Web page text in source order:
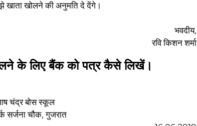
खोलने की अनुमति दे देंगे।
भवदीय,
रवि किशन शर्मा
के लिए बैंक को पत्र कैसे लिखें।
चंद्र बोस स्कूल
सर्जना चौक, गुजरात